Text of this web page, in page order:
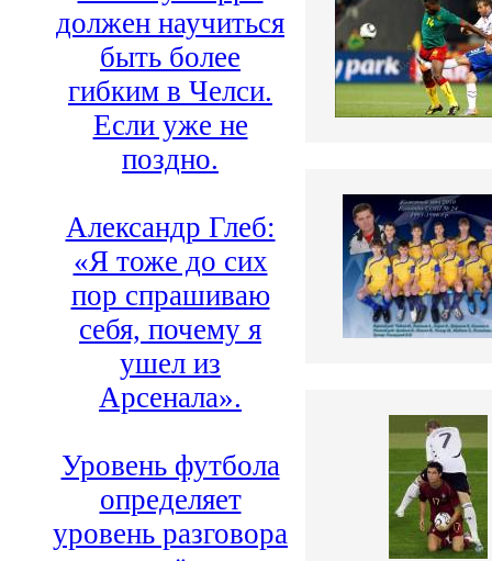
должен научиться
быть более
гибким в Челси.
Если уже не
поздно.
Александр Глеб:
«Я тоже до сих
пор спрашиваю
себя, почему я
ушел из
Арсенала».
Уровень футбола
определяет
уровень разговора